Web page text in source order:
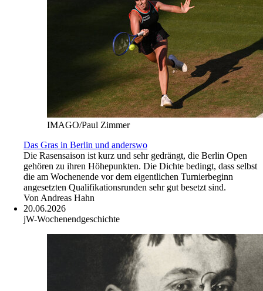
IMAGO/Paul Zimmer
Das Gras in Berlin und anderswo
Die Rasensaison ist kurz und sehr gedrängt, die Berlin Open
gehören zu ihren Höhepunkten. Die Dichte bedingt, dass selbst
die am Wochenende vor dem eigentlichen Turnierbeginn
angesetzten Qualifikationsrunden sehr gut besetzt sind.
Von Andreas Hahn
20.06.2026
jW-Wochenendgeschichte